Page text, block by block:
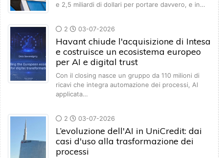
e 2,5 miliardi di dollari per portare davvero, e in…
2 03-07-2026
Havant chiude l'acquisizione di Intesa
e costruisce un ecosistema europeo
per AI e digital trust
Con il closing nasce un gruppo da 110 milioni di
ricavi che integra automazione dei processi, AI
applicata…
2 03-07-2026
L’evoluzione dell'AI in UniCredit: dai
casi d'uso alla trasformazione dei
processi